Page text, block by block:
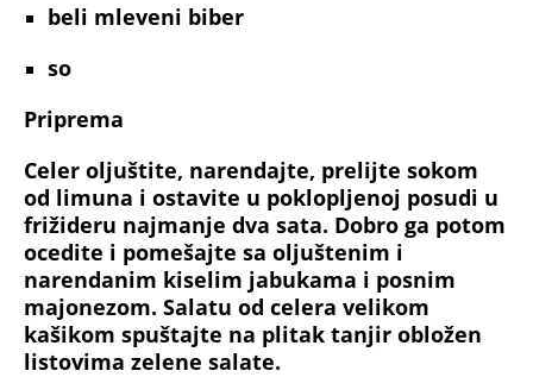
beli mleveni biber
so
Priprema
Celer oljuštite, narendajte, prelijte sokom
od limuna i ostavite u poklopljenoj posudi u
frižideru najmanje dva sata. Dobro ga potom
ocedite i pomešajte sa oljuštenim i
narendanim kiselim jabukama i posnim
majonezom. Salatu od celera velikom
kašikom spuštajte na plitak tanjir obložen
listovima zelene salate.